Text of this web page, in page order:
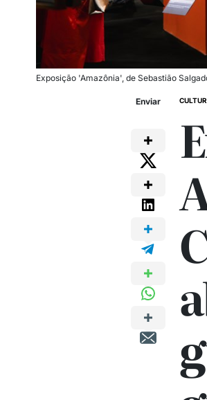
Exposição 'Amazônia', de Sebastião
Enviar